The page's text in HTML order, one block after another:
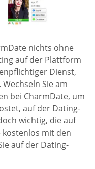
nichts ohne
auf der Plattform
Dienst,
Sie am
bei CharmDate, um
auf der Dating-
wichtig, die auf
mit den
auf der Dating-